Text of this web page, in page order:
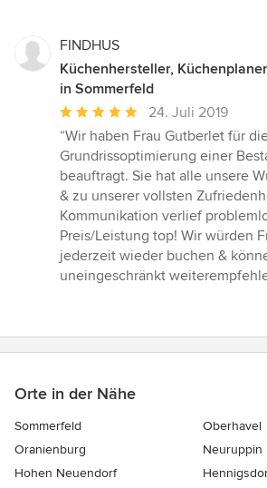
FINDHUS
Küchenhersteller,
in Sommerfeld
Durchschnittliche
Bewertung:
5
von
5
Sternen
24. Juli 2019
“Wir haben Frau Gutberlet für
Grundrissoptimierung einer
beauftragt. Sie hat alle unsere
& zu unserer vollsten
Kommunikation verlief
Preis/Leistung top! Wir würden
jederzeit wieder buchen &
uneingeschränkt
Orte in der Nähe
Sommerfeld
Oberhavel
Oranienburg
Neuruppin
Hohen Neuendorf